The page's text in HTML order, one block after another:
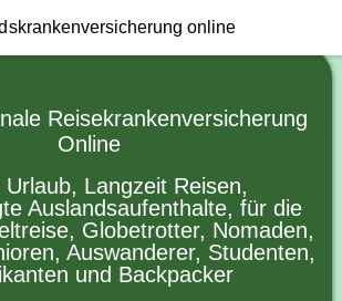
online
Reisekrankenversicherung
Online
Langzeit Reisen,
Auslandsaufenthalte, für die
Globetrotter, Nomaden,
Auswanderer, Studenten,
und Backpacker